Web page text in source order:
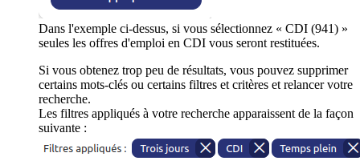
Dans l'exemple ci-dessus, si vous sélectionnez « CDI (941) »
seules les offres d'emploi en CDI vous seront restituées.
Si vous obtenez trop peu de résultats, vous pouvez supprimer
certains mots-clés ou certains filtres et critères et relancer votre
recherche.
Les filtres appliqués à votre recherche apparaissent de la façon
suivante :